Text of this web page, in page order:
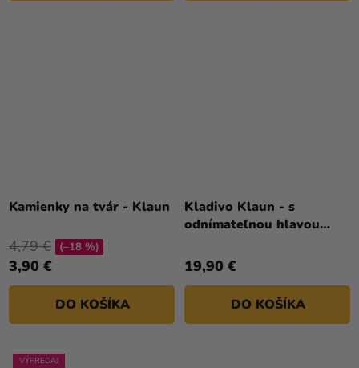
Kamienky na tvár - Klaun
3,90 €
4,79 € (–18 %)
DO KOŠÍKA
Kladivo Klaun - s
odnímateľnou hlavou
19,90 €
DO KOŠÍKA
VÝPREDAJ